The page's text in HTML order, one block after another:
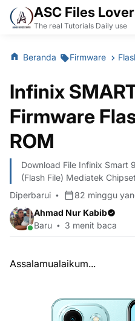
ASC Files
The real Tutorials Daily use
Beranda Firmware
Infinix
Firmware
ROM
Download File Infinix Smart
(Flash File) Mediatek
Diperbarui
82 minggu
Ahmad Nur Kabib
Baru
3 menit baca
Assalamualaikum...